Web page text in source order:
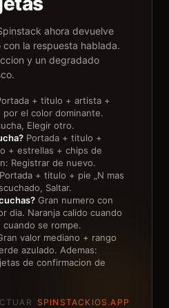
ahora devuelve
la respuesta hablada.
y un degradado
+ titulo + artista +
el color dominante.
Elegir otro.
Portada + titulo +
+ estrellas + chips de
Registrar de nuevo.
Portada + titulo + pie „N mas
Saltar.
Gran numero con
dia. Naranja calido cuando
se rompe.
valor mediano + rango
azulado. Ademas:
de confirmacion de
SPINSTACKIOS.APP